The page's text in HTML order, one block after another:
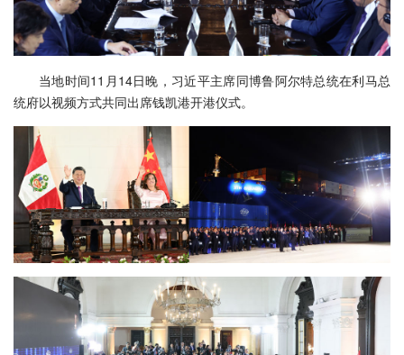
当地时间11月14日晚，习近平主席同博鲁阿尔特总统在利马总
统府以视频方式共同出席钱凯港开港仪式。